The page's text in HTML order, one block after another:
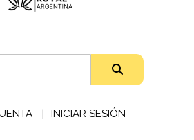
INICIAR SESIÓN